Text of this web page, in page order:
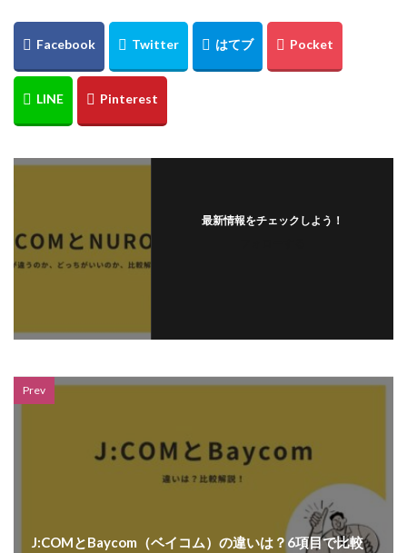
最新情報をチェックしよう！
Prev
J:COMとBaycom（ベイコム）の違いは？6項目で比較